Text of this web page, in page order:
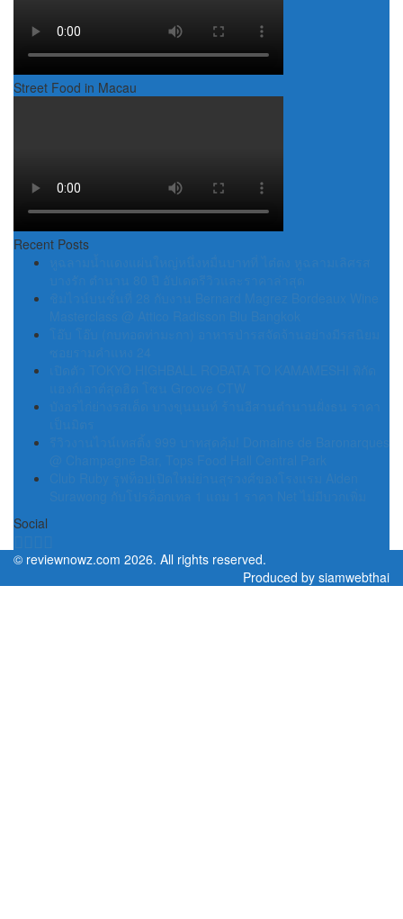
Street Food in Macau
Recent Posts
Social
© reviewnowz.com 2026. All rights reserved.
Produced by siamwebthai